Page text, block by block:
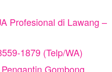
Profesional di Lawang –
1879 (Telp/WA)
Gombong